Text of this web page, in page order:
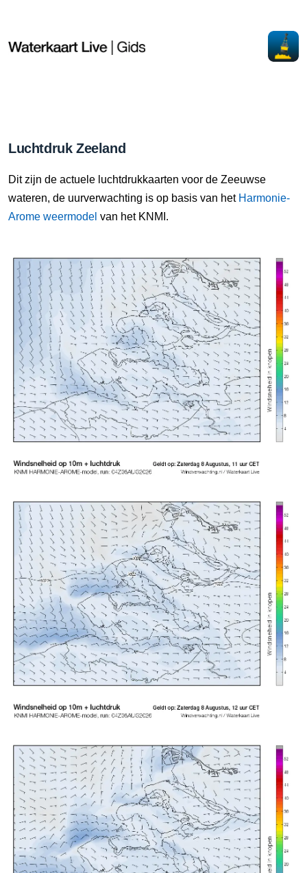
Luchtdruk Zeeland
Dit zijn de actuele luchtdrukkaarten voor de Zeeuwse
wateren, de uurverwachting is op basis van het Harmonie-
Arome weermodel van het KNMI.